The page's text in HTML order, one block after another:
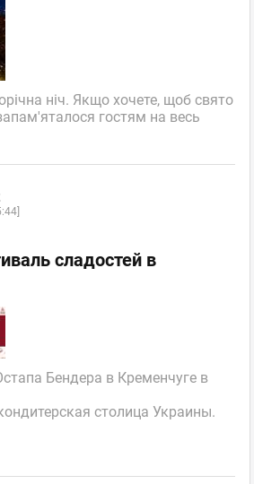
ніч. Якщо хочете, щоб свято
гостям на весь
сладостей в
Бендера в Кременчуге в
столица Украины.